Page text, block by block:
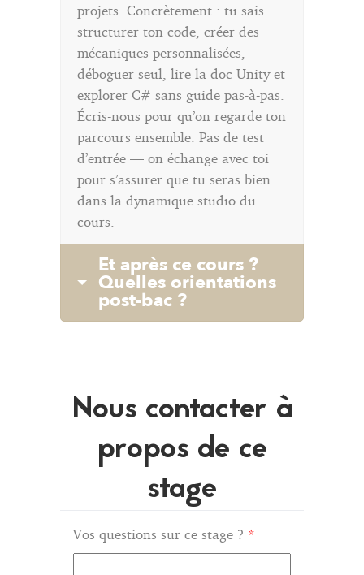
projets. Concrètement : tu sais
structurer ton code, créer des
mécaniques personnalisées,
déboguer seul, lire la doc Unity et
explorer C# sans guide pas-à-pas.
Écris-nous pour qu’on regarde ton
parcours ensemble. Pas de test
d’entrée — on échange avec toi
pour s’assurer que tu seras bien
dans la dynamique studio du
cours.
Et après ce cours ?
Quelles orientations
post-bac ?
Nous contacter à
propos de ce
stage
Vos questions sur ce stage ? *